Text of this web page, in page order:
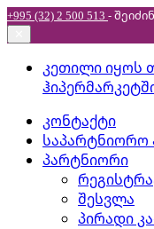
+995 (32) 2 500 513 -
Skip
Skip კეთილი იყოს
კონტაქტი
საპარტნიორო
პარტნიორი
შესვლა
პირადი